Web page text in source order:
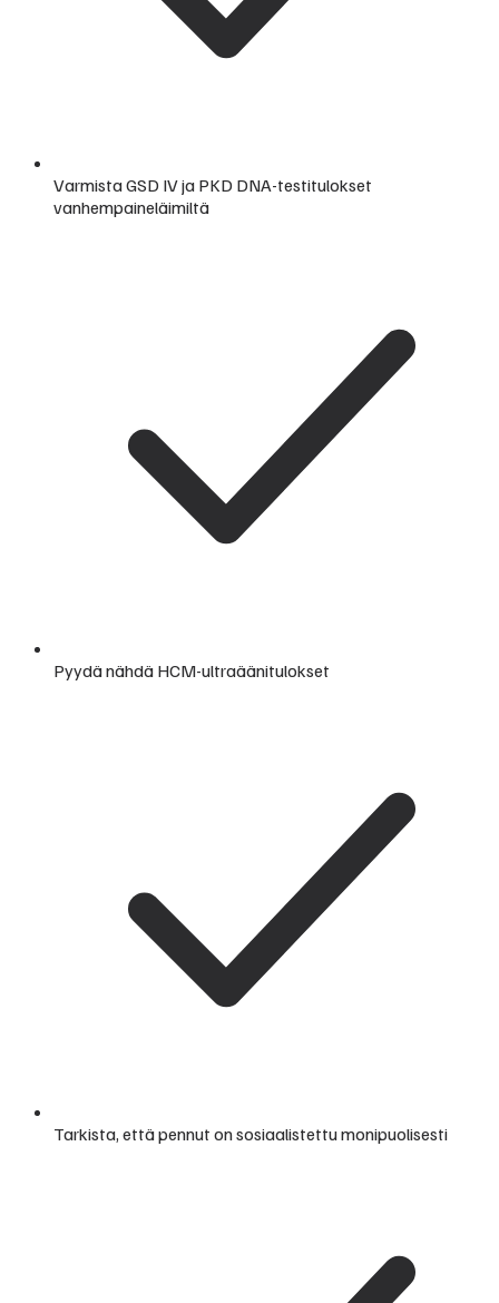
Varmista GSD IV ja PKD DNA-testitulokset
vanhempaineläimiltä
Pyydä nähdä HCM-ultraäänitulokset
Tarkista, että pennut on sosiaalistettu monipuolisesti